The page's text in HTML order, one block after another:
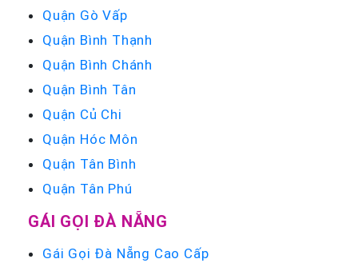
Quận Gò Vấp
Quận Bình Thạnh
Quận Bình Chánh
Quận Bình Tân
Quận Củ Chi
Quận Hóc Môn
Quận Tân Bình
Quận Tân Phú
GÁI GỌI ĐÀ NẴNG
Gái Gọi Đà Nẵng Cao Cấp